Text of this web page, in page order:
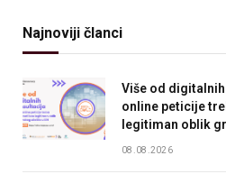
Najnoviji članci
Više od
online peticije
legitiman oblik
08.08.2026